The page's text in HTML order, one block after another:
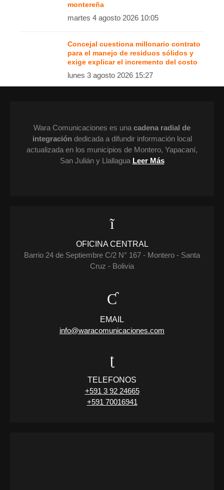
montereña
martes 4 agosto 2026 10:05
Concejal cuestiona millonario contrato
para el manejo de residuos sólidos y
exige explicar el incremento del costo
lunes 3 agosto 2026 15:27
Wara Comunicaciones es una cadena radial de
integracióndedicada a difundir información local
actualizada en los municipios de Montero, Yapacaní,
San Julián y Llallagua Leer Más
OFICINA CENTRAL
Barrio 24 de Septiembre C/2 N° 167 - Montero - Santa
Cruz - Bolivia
EMAIL
info@waracomunicaciones.com
TELEFONOS
+591 3 92 24665
+591 70016941